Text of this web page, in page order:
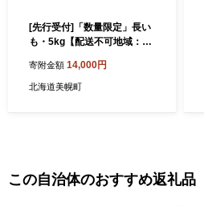
[先行受付]「数量限定」長い
も・5kg【配送不可地域：離
気 おすすめ ランキング いも
イモ 芋 長芋 長いも ながいも
寄附金額 14,000円
北海道美幌町
この自治体のおすすめ返礼品